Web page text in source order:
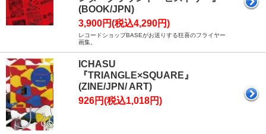
(BOOK/JPN)
3,900円(税込4,290円)
レコードショップBASEがお送りする狂喜のフライヤー
画集。
ICHASU
『TRIANGLE×SQUARE』
(ZINE/JPN/ ART)
926円(税込1,018円)